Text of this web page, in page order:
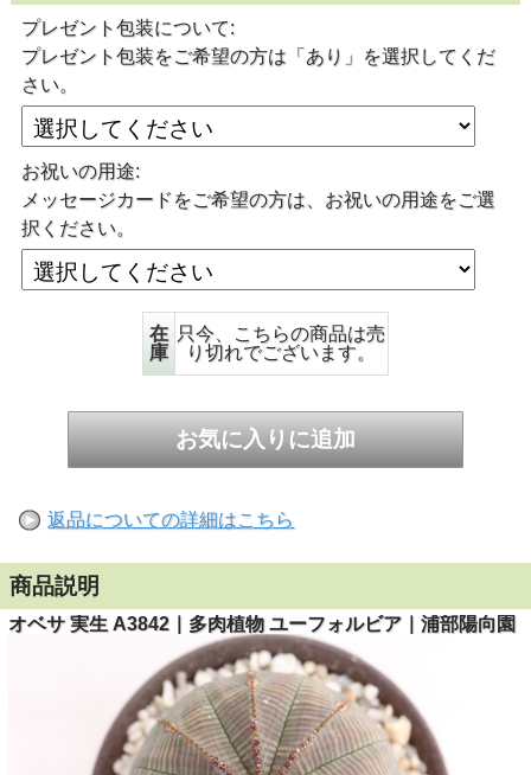
プレゼント包装について:
プレゼント包装をご希望の方は「あり」を選択してくだ
さい。
お祝いの用途:
メッセージカードをご希望の方は、お祝いの用途をご選
択ください。
在
庫
只今、こちらの商品は売
り切れでございます。
返品についての詳細はこちら
商品説明
オベサ 実生 A3842｜多肉植物 ユーフォルビア｜浦部陽向園